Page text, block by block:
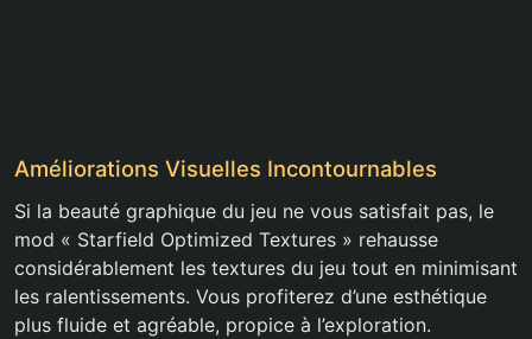
Améliorations Visuelles Incontournables
Si la beauté graphique du jeu ne vous satisfait pas, le
mod « Starfield Optimized Textures » rehausse
considérablement les textures du jeu tout en minimisant
les ralentissements. Vous profiterez d’une esthétique
plus fluide et agréable, propice à l’exploration.